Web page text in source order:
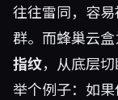
往往雷同，容
群。而蜂巢云
指纹，从底层
举个例子：如